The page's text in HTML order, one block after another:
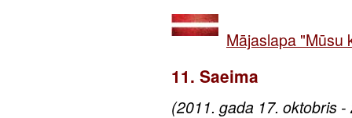
Mājaslapa "Mūsu
11. Saeima
(2011. gada 17. oktobris